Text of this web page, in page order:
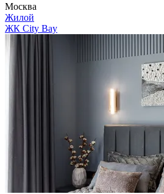
Москва
Жилой
ЖК City Bay